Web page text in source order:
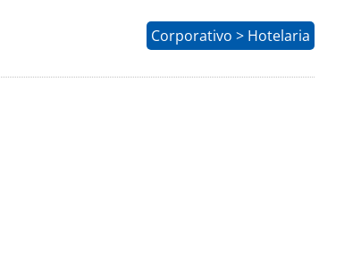
Corporativo > Hotelaria